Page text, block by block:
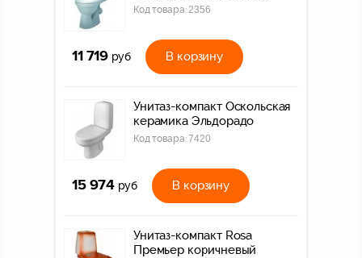
Код товара: 2356
11 719 руб В корзину
Унитаз-компакт Оскольская
керамика Эльдорадо
Код товара:7420
15 974 руб В корзину
Унитаз-компакт Rosa
Премьер коричневый